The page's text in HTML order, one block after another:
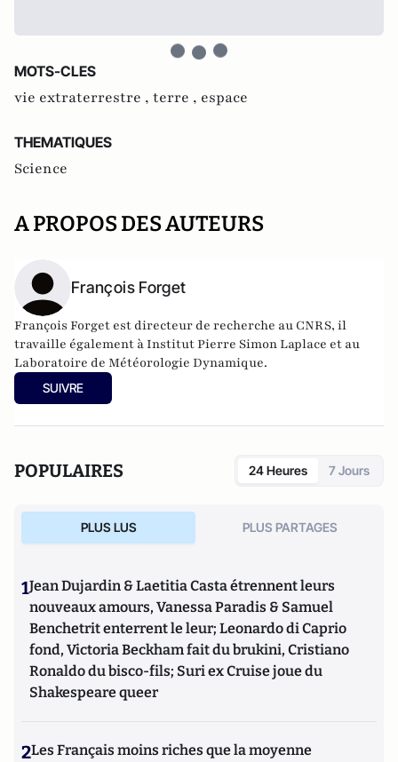
MOTS-CLES
vie extraterrestre , terre , espace
THEMATIQUES
Science
A PROPOS DES AUTEURS
François Forget
François Forget est directeur de recherche au CNRS, il
travaille également à Institut Pierre Simon Laplace et au
Laboratoire de Météorologie Dynamique.
SUIVRE
POPULAIRES 24 Heures 7 Jours
PLUS LUS PLUS PARTAGES
1Jean Dujardin & Laetitia Casta étrennent leurs
nouveaux amours, Vanessa Paradis & Samuel
Benchetrit enterrent le leur; Leonardo di Caprio
fond, Victoria Beckham fait du brukini, Cristiano
Ronaldo du bisco-fils; Suri ex Cruise joue du
Shakespeare queer
2Les Français moins riches que la moyenne